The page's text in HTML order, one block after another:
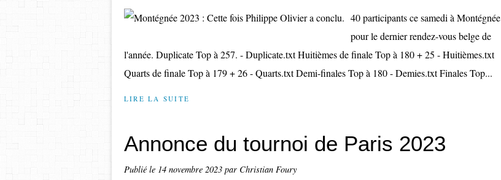
40 participants ce samedi à Montégnée
pour le dernier rendez-vous belge de
l'année. Duplicate Top à 257. - Duplicate.txt Huitièmes de finale Top à 180 + 25 - Huitièmes.txt
Quarts de finale Top à 179 + 26 - Quarts.txt Demi-finales Top à 180 - Demies.txt Finales Top...
LIRE LA SUITE
Annonce du tournoi de Paris 2023
Publié le 14 novembre 2023 par Christian Foury